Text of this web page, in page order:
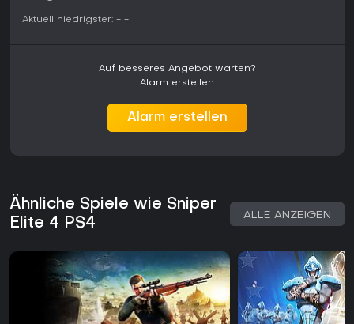
Aktuell niedrigster: - -
Auf besseres Angebot warten?
Alarm erstellen.
Alarm erstellen
Ähnliche Spiele wie Sniper
Elite 4 PS4
ALLE ANZEIGEN